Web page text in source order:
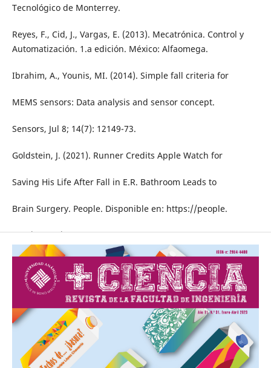
Tecnológico de Monterrey.
Reyes, F., Cid, J., Vargas, E. (2013). Mecatrónica. Control y
Automatización. 1.a edición. México: Alfaomega.
Ibrahim, A., Younis, MI. (2014). Simple fall criteria for
MEMS sensors: Data analysis and sensor concept.
Sensors, Jul 8; 14(7): 12149-73.
Goldstein, J. (2021). Runner Credits Apple Watch for
Saving His Life After Fall in E.R. Bathroom Leads to
Brain Surgery. People. Disponible en: https://people.
com/health/runner-credits-apple-watch-for-saving-hislife-
after-fall-in-er-bathroom-leads-to-brain-surgery/
Ko WH. (2007). Trends and frontiers of MEMS. Sensors and
Actuators, A. Physical, 136, p. 62-7